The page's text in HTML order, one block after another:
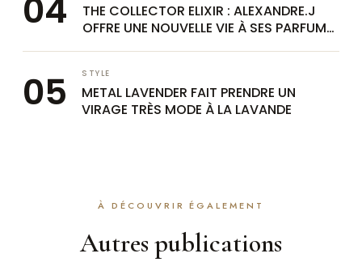
THE COLLECTOR ELIXIR : ALEXANDRE.J
OFFRE UNE NOUVELLE VIE À SES PARFUMS
STYLE
METAL LAVENDER FAIT PRENDRE UN
VIRAGE TRÈS MODE À LA LAVANDE
À DÉCOUVRIR ÉGALEMENT
Autres publications